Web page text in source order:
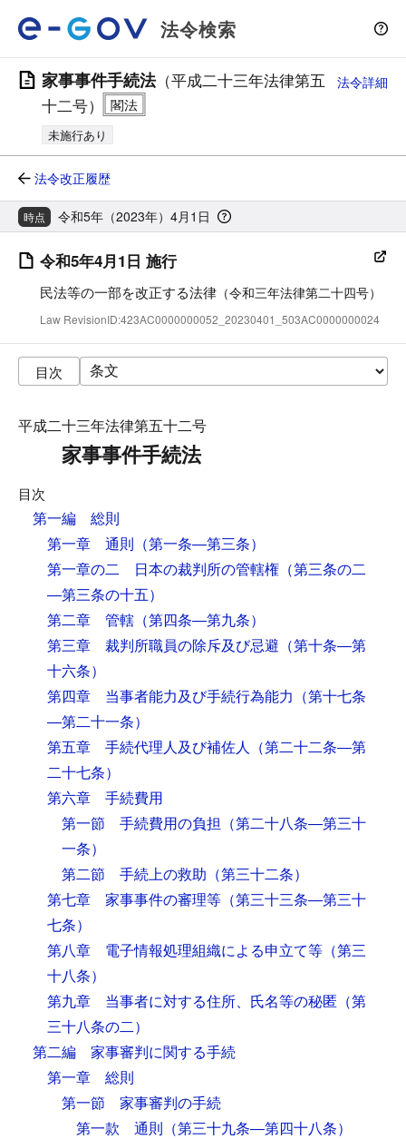
法令検索
家事事件手続法（平成二十三年法律第五
十二号）
未施行あり
法令詳細
法令改正履歴
時点 令和5年（2023年）4月1日
令和5年4月1日 施行
民法等の一部を改正する法律 （令和三年法律第二十四号）
Law RevisionID:423AC0000000052_20230401_503AC0000000024
目次
平成二十三年法律第五十二号
家事事件手続法
目次
第一編 総則
第一章 通則 （第一条―第三条）
第一章の二 日本の裁判所の管轄権 （第三条の二
―第三条の十五）
第二章 管轄 （第四条―第九条）
第三章 裁判所職員の除斥及び忌避 （第十条―第
十六条）
第四章 当事者能力及び手続行為能力 （第十七条
―第二十一条）
第五章 手続代理人及び補佐人 （第二十二条―第
二十七条）
第六章 手続費用
第一節 手続費用の負担 （第二十八条―第三十
一条）
第二節 手続上の救助 （第三十二条）
第七章 家事事件の審理等 （第三十三条―第三十
七条）
第八章 電子情報処理組織による申立て等 （第三
十八条）
第九章 当事者に対する住所、氏名等の秘匿 （第
三十八条の二）
第二編 家事審判に関する手続
第一章 総則
第一節 家事審判の手続
第一款 通則 （第三十九条―第四十八条）